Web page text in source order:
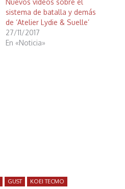
sistema de batalla y demás
de ‘Atelier Lydie & Suelle’
27/11/2017
En «Noticia»
GUST KOEI TECMO